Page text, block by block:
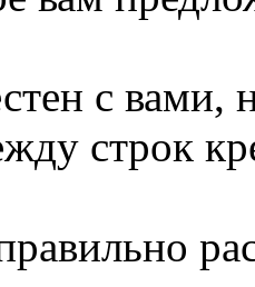
с вами,
строк